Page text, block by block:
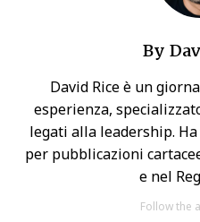
By
David Rice è un
esperienza,
legati alla leadership.
per pubblicazioni
e nel
Follow the